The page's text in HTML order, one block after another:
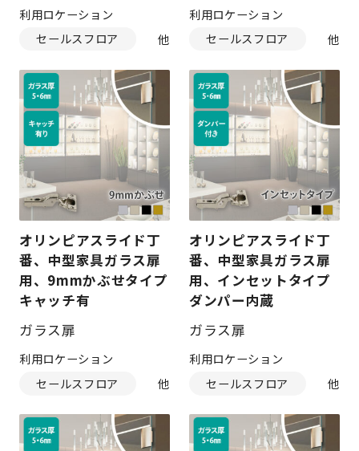
利用ロケーション
セールスフロア
利用ロケーション
セールスフロア
オリンピアスライド丁
番、中型家具ガラス扉
用、9mmかぶせタイプ
キャッチ有
ガラス扉
利用ロケーション
セールスフロア
オリンピアスライド丁
番、中型家具ガラス扉
用、インセットタイプ
ダンパー内蔵
ガラス扉
利用ロケーション
セールスフロア